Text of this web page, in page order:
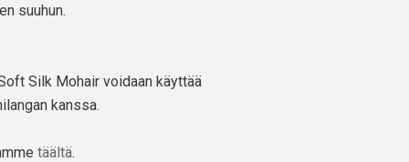
suuhun.
Silk Mohair voidaan käyttää
kanssa.
täältä.